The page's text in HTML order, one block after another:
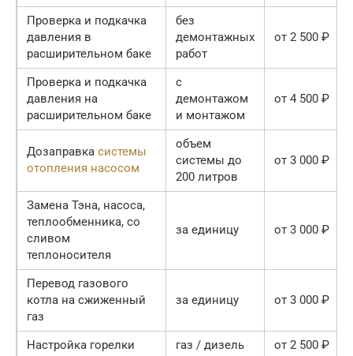
Проверка и подкачка
давления в
расширительном баке
без
демонтажных
работ
от 2 500 ₽
Проверка и подкачка
давления на
расширительном баке
с
демонтажом
и монтажом
от 4 500 ₽
Дозаправка системы
отопления насосом
объем
системы до
200 литров
от 3 000 ₽
Замена Тэна, насоса,
теплообменника, со
сливом
теплоносителя
за единицу от 3 000 ₽
Перевод газового
котла на сжиженный
газ
за единицу от 3 000 ₽
Настройка горелки газ / дизель
от 2 500 ₽